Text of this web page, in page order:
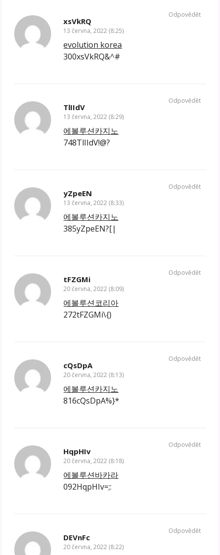
xsVkRQ
13 června, 2022 (8:25)
evolution korea
300xsVkRQ&^#
Odpovědět
TlIIdV
13 června, 2022 (8:29)
에볼루션카지노
748TlIIdV!@?
Odpovědět
yZpeEN
13 června, 2022 (8:33)
에볼루션카지노
385yZpeEN?[|
Odpovědět
tFZGMi
20 června, 2022 (8:09)
에볼루션코리아
272tFZGMi\{)
Odpovědět
cQsDpA
20 června, 2022 (8:13)
에볼루션카지노
816cQsDpA%}*
Odpovědět
HqpHIv
20 června, 2022 (8:18)
에볼루션바카라
092HqpHIv=;:
Odpovědět
DEVnFc
20 června, 2022 (8:22)
Odpovědět